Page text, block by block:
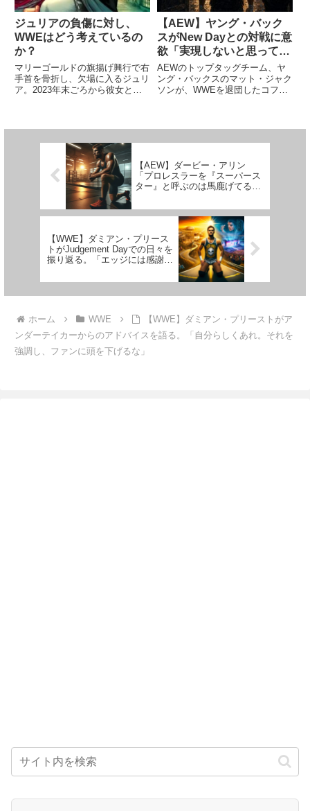
ジュリアの負傷に対し、
WWEはどう考えているの
か？
マリーゴールドの旗揚げ興行で右
手首を骨折し、欠場に入るジュリ
ア。2023年末ごろから彼女と
WWE行きは既定路線と言って
【AEW】ヤング・バック
スがNew Dayとの対戦に意
欲「実現しないと思ってた
のに…。長く続けるモチベ
ーションになるよ」
AEWのトップタッグチーム、ヤ
ング・バックスのマット・ジャク
ソンが、WWEを退団したコフ
New Dayとのドリームマッチが、
【AEW】ダービー・アリン
「プロレスラーを『スーパース
ター』と呼ぶのは馬鹿げてる
だ」
【WWE】ダミアン・プリース
トがJudgement Dayでの日々を
振り返る。「エッジには感謝し
を教えてくれた」
ホーム WWE
【WWE】ダミアン・プリーストがア
ンダーテイカーからのアドバイスを語る。「自分らしくあれ。それを
強調し、ファンに頭を下げるな」